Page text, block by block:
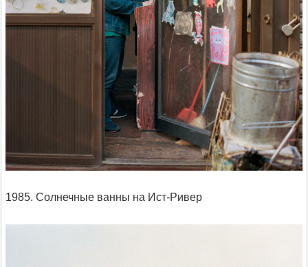
1985. Солнечные ванны на Ист-Ривер